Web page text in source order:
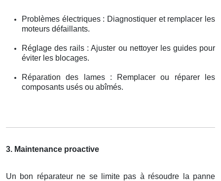
Problèmes électriques : Diagnostiquer et remplacer les
moteurs défaillants.
Réglage des rails : Ajuster ou nettoyer les guides pour
éviter les blocages.
Réparation des lames : Remplacer ou réparer les
composants usés ou abîmés.
3. Maintenance proactive
Un bon réparateur ne se limite pas à résoudre la panne